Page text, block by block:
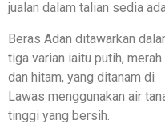
jualan dalam talian sedia
Beras Adan ditawarkan
tiga varian iaitu putih, merah
dan hitam, yang ditanam di
Lawas menggunakan air
tinggi yang bersih.